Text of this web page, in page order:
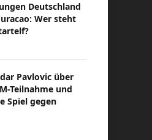
Deutschland
Wer steht
Pavlovic über
Teilnahme und
Spiel gegen